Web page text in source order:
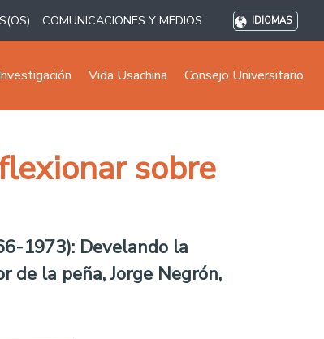
COMUNICACIONES Y MEDIOS IDIOMAS
Vida Usachina Consejo Universitario
sobre
1973): Develando la
de la peña, Jorge Negrón,